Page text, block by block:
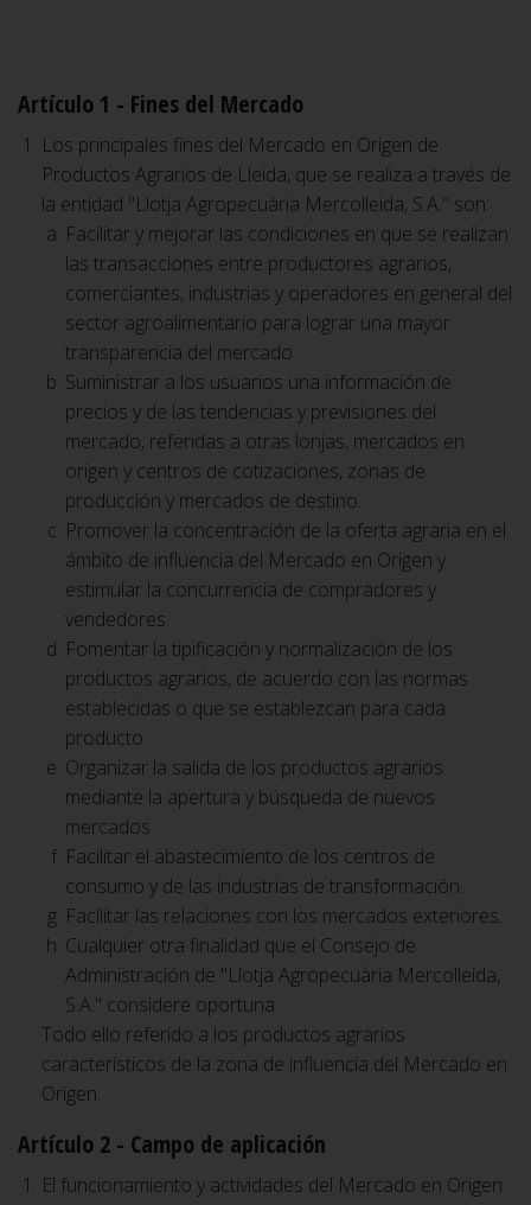
Artículo 1 - Fines del Mercado
Los principales fines del Mercado en Origen de
Productos Agrarios de Lleida, que se realiza a través de
la entidad "Llotja Agropecuària Mercolleida, S.A." son:
Facilitar y mejorar las condiciones en que se realizan
las transacciones entre productores agrarios,
comerciantes, industrias y operadores en general del
sector agroalimentario para lograr una mayor
transparencia del mercado.
Suministrar a los usuarios una información de
precios y de las tendencias y previsiones del
mercado, referidas a otras lonjas, mercados en
origen y centros de cotizaciones, zonas de
producción y mercados de destino.
Promover la concentración de la oferta agraria en el
ámbito de influencia del Mercado en Origen y
estimular la concurrencia de compradores y
vendedores.
Fomentar la tipificación y normalización de los
productos agrarios, de acuerdo con las normas
establecidas o que se establezcan para cada
producto.
Organizar la salida de los productos agrarios
mediante la apertura y búsqueda de nuevos
mercados.
Facilitar el abastecimiento de los centros de
consumo y de las industrias de transformación.
Facilitar las relaciones con los mercados exteriores.
Cualquier otra finalidad que el Consejo de
Administración de "Llotja Agropecuària Mercolleida,
S.A." considere oportuna.
Todo ello referido a los productos agrarios
característicos de la zona de influencia del Mercado en
Origen.
Artículo 2 - Campo de aplicación
El funcionamiento y actividades del Mercado en Origen